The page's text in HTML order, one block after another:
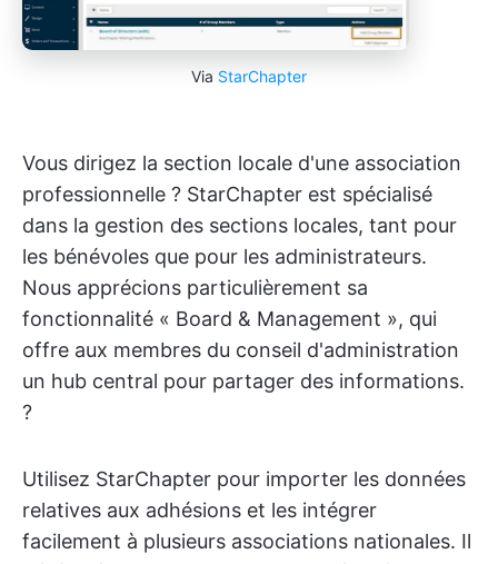
Via StarChapter
Vous dirigez la section locale d'une association
professionnelle ? StarChapter est spécialisé
dans la gestion des sections locales, tant pour
les bénévoles que pour les administrateurs.
Nous apprécions particulièrement sa
fonctionnalité « Board & Management », qui
offre aux membres du conseil d'administration
un hub central pour partager des informations.
?
Utilisez StarChapter pour importer les données
relatives aux adhésions et les intégrer
facilement à plusieurs associations nationales. Il